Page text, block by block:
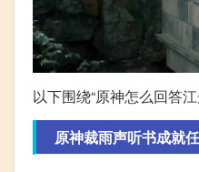
以下围绕“原神怎么回答
原神裁雨声听书成就